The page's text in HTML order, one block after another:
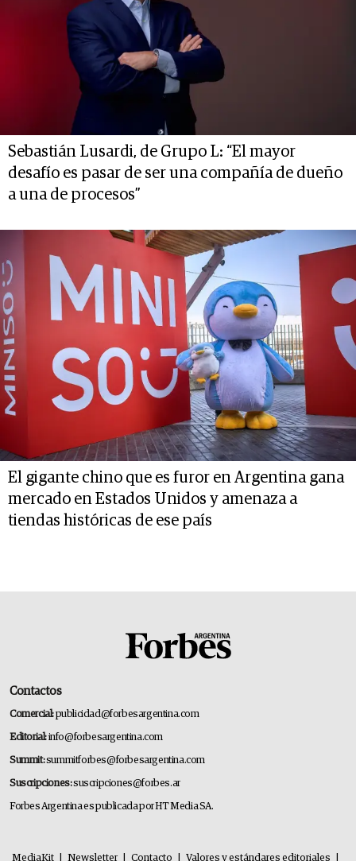
Sebastián Lusardi, de Grupo L: “El mayor
desafío es pasar de ser una compañía de dueño
a una de procesos”
El gigante chino que es furor en Argentina gana
mercado en Estados Unidos y amenaza a
tiendas históricas de ese país
Contactos
Comercial:publicidad@forbesargentina.com
Editorial:info@forbesargentina.com
Summit:summitforbes@forbesargentina.com
Suscripciones:suscripciones@forbes.ar
Forbes Argentina es publicada por HT Media SA.
MediaKit Newsletter Contacto Valores y estándares editoriales